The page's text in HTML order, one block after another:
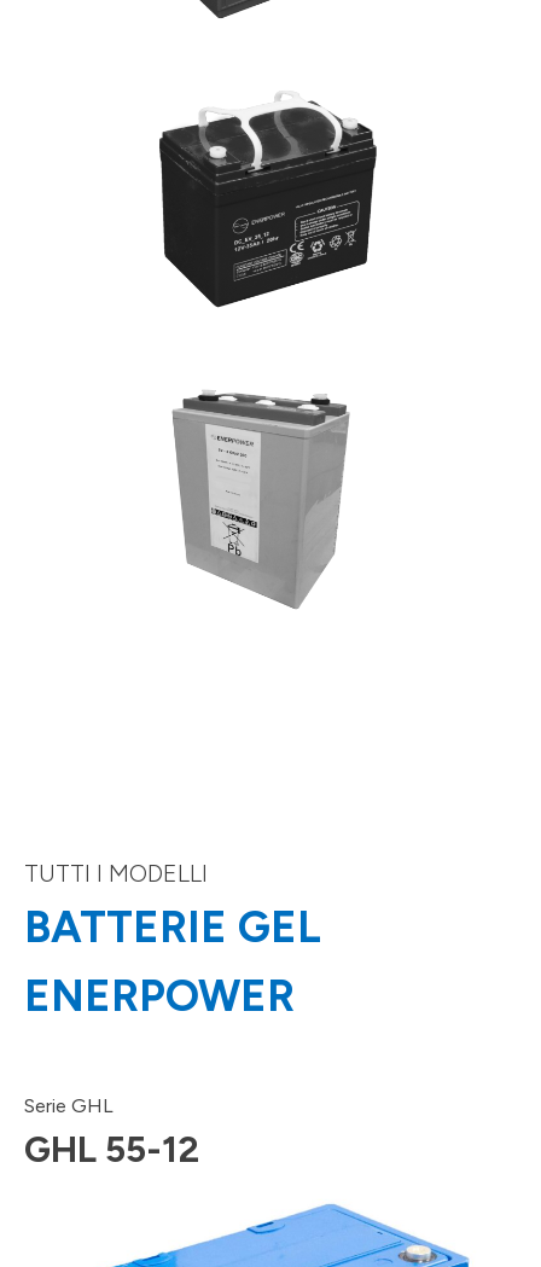
TUTTI I MODELLI
BATTERIE GEL
ENERPOWER
Serie GHL
GHL 55-12